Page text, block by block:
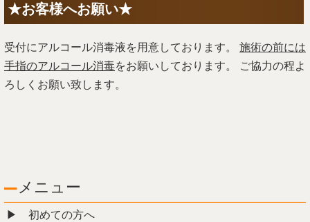
★お客様へお願い★
受付にアルコール消毒液を用意しております。 施術の前には
⼿指のアルコール消毒をお願いしております。 ご協力の程よ
ろしくお願い致します。
メニュー
初めての方へ